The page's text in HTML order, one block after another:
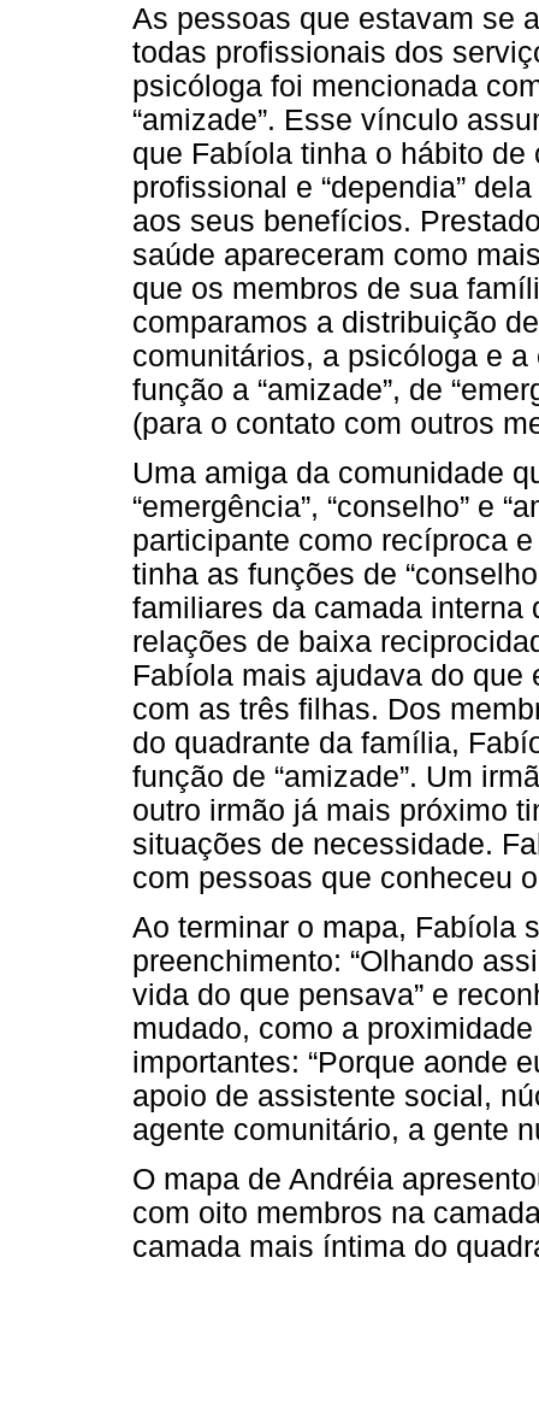
As pessoas que estavam se
todas profissionais dos
psicóloga foi mencionada
“amizade”. Esse vínculo
que Fabíola tinha o hábito
profissional e “dependia”
aos seus benefícios.
saúde apareceram como
que os membros de sua
comparamos a distribuição
comunitários, a psicóloga e
função a “amizade”, de
(para o contato com outros
Uma amiga da comunidade
“emergência”, “conselho” e
participante como recíproca
tinha as funções de
familiares da camada interna
relações de baixa
Fabíola mais ajudava do que
com as três filhas. Dos
do quadrante da família,
função de “amizade”. Um
outro irmão já mais próximo
situações de necessidade.
com pessoas que conheceu
Ao terminar o mapa, Fabíola
preenchimento: “Olhando
vida do que pensava” e
mudado, como a
importantes: “Porque aonde
apoio de assistente social,
agente comunitário, a gente
O mapa de Andréia
com oito membros na
camada mais íntima do